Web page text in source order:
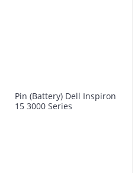
Pin (Battery) Dell Inspiron
15 3000 Series